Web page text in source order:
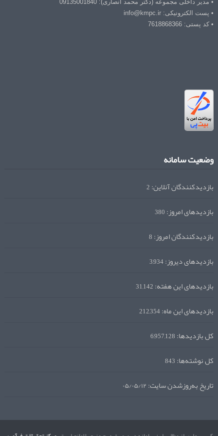
• مدیر داخلی مجموعه (دکتر محمد انصاری): 09135001840
• پست الکترونیکی: info@kmpc.ir
• کد پستی: 7618868366
وضعیت سامانه
بازدیدکنندگان آنلاین:2
بازدیدهای امروز:380
بازدیدکنندگان امروز:8
بازدیدهای دیروز:3,934
بازدیدهای این هفته:31,142
بازدیدهای این ماه:212,354
کل بازدیدها:6,957,128
کل نوشته‌ها:843
تاریخ به‌روزشدن سایت:۰۵/۰۵/۱۲